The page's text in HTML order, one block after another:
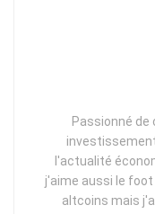
Passionné de
l'actualité
j'aime aussi le
altcoins mais